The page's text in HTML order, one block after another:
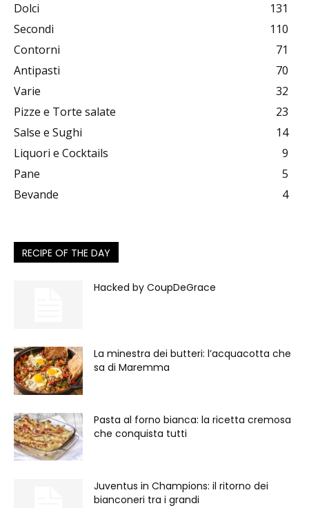
Dolci
131
Secondi
110
Contorni
71
Antipasti
70
Varie
32
Pizze e Torte salate
23
Salse e Sughi
14
Liquori e Cocktails
9
Pane
5
Bevande
4
RECIPE OF THE DAY
Hacked by CoupDeGrace
La minestra dei butteri: l’acquacotta che
sa di Maremma
Pasta al forno bianca: la ricetta cremosa
che conquista tutti
Juventus in Champions: il ritorno dei
bianconeri tra i grandi